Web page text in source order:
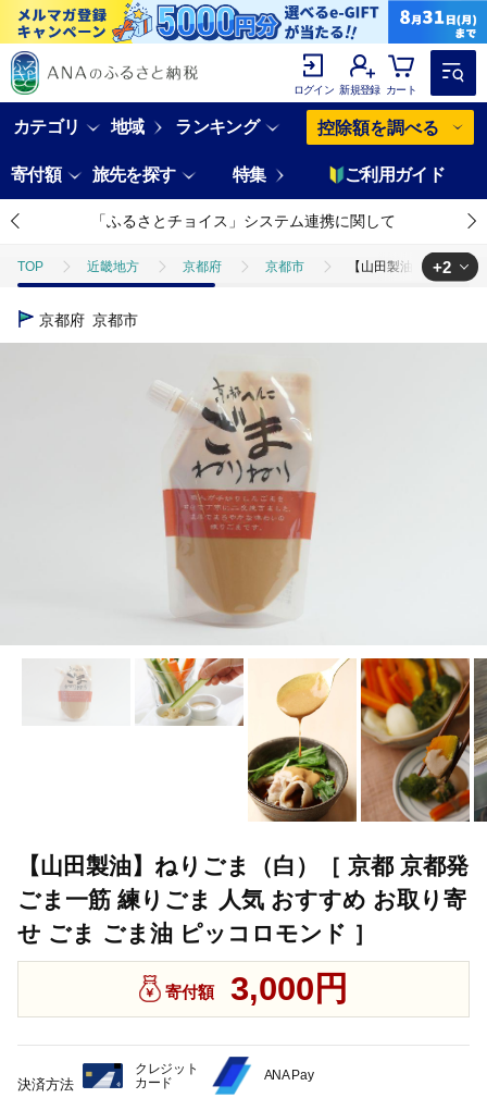
ログイン 新規登録 カート
カテゴリ 地域 ランキング 控除額を調べる
寄付額 旅先を探す 特集 ご利用ガイド
「ふるさとチョイス」システム連携に関して
TOP 近畿地方 京都府 京都市 【山田製油】ねりご
TOP
+2
京都府 京都市
【山田製油】ねりごま（白）［ 京都 京都発
ごま一筋 練りごま 人気 おすすめ お取り寄
せ ごま ごま油 ピッコロモンド ］
寄付額 3,000円
決済方法
クレジット
カード
ANA Pay